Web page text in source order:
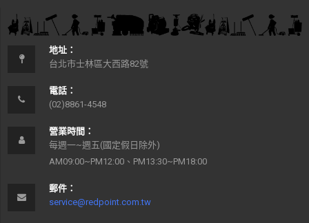
地址：
台北市士林區大西路82號
電話：
(02)8861-4548
營業時間：
每週一~週五(國定假日除外)
AM09:00~PM12:00、PM13:30~PM18:00
郵件：
service@redpoint.com.tw